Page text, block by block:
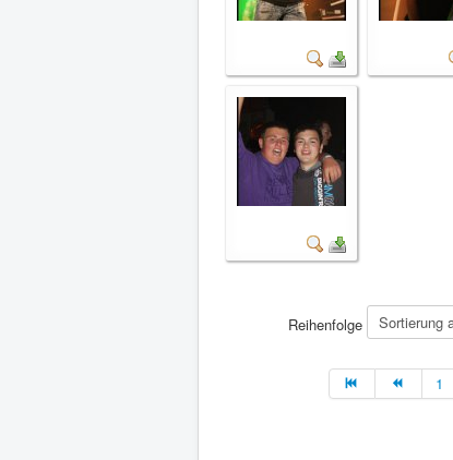
Reihenfolge
1